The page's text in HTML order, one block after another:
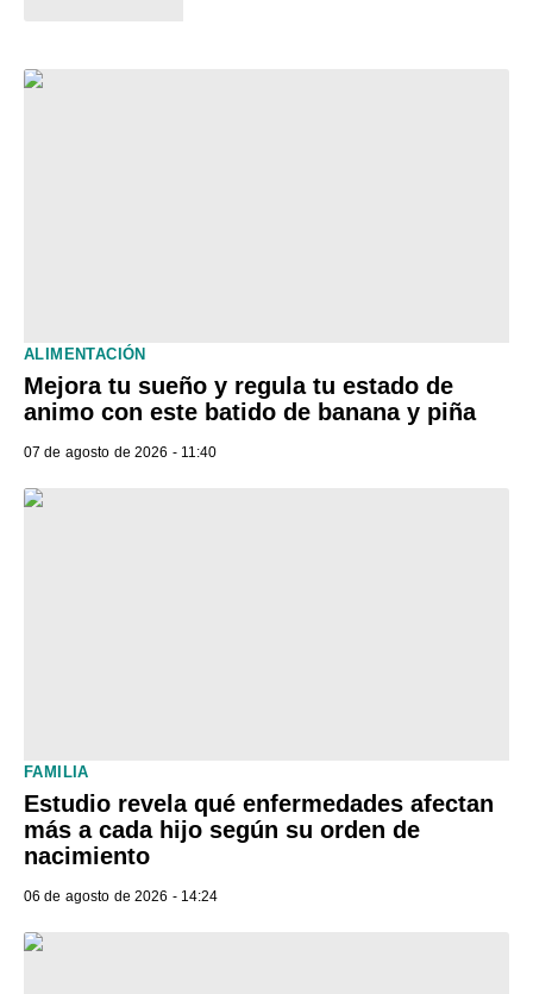
ALIMENTACIÓN
Mejora tu sueño y regula tu estado de
animo con este batido de banana y piña
07 de agosto de 2026 - 11:40
FAMILIA
Estudio revela qué enfermedades afectan
más a cada hijo según su orden de
nacimiento
06 de agosto de 2026 - 14:24